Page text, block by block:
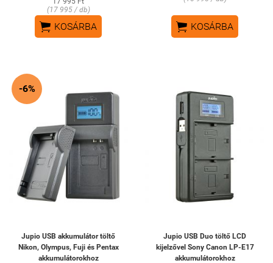
(17 995 / db)
 KOSÁRBA  KOSÁRBA
-6%
Jupio USB akkumulátor töltő
Nikon, Olympus, Fuji és Pentax
akkumulátorokhoz
Jupio USB Duo töltő LCD
kijelzővel Sony Canon LP-E17
akkumulátorokhoz